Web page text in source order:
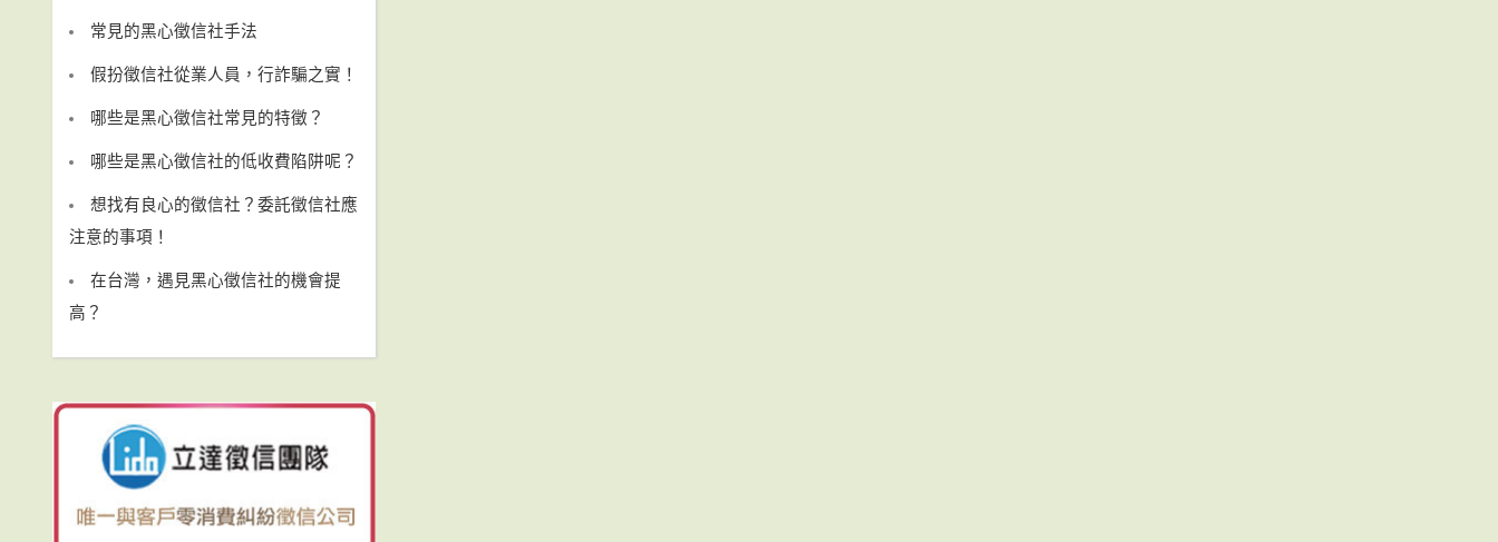
常見的黑心徵信社手法
假扮徵信社從業人員，行詐騙之實！
哪些是黑心徵信社常見的特徵？
哪些是黑心徵信社的低收費陷阱呢？
想找有良心的徵信社？委託徵信社應
注意的事項！
在台灣，遇見黑心徵信社的機會提
高？